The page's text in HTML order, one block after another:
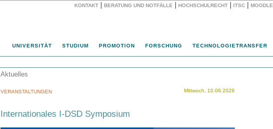
KONTAKT BERATUNG UND NOTFÄLLE HOCHSCHULRECHT ITSC MOODLE
UNIVERSITÄT STUDIUM PROMOTION FORSCHUNG TECHNOLOGIETRANSFER
Aktuelles
Mittwoch, 10.06.2026
VERANSTALTUNGEN
Internationales I-DSD Symposium